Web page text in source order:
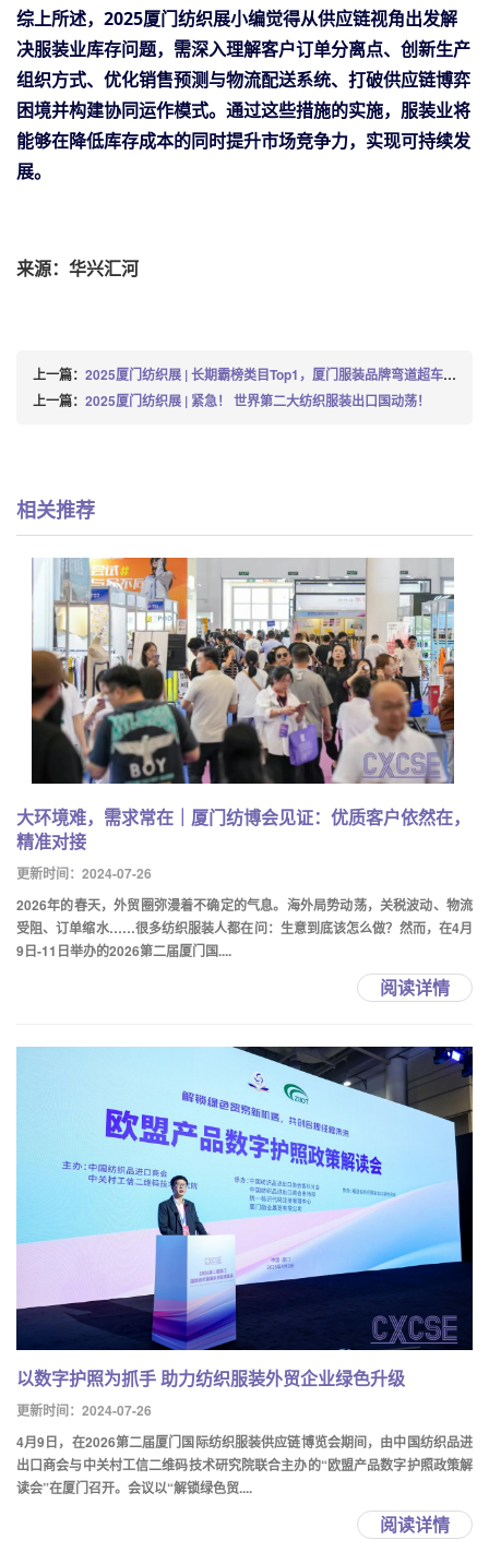
综上所述，2025厦门纺织展小编觉得从供应链视角出发解
决服装业库存问题，需深入理解客户订单分离点、创新生产
组织方式、优化销售预测与物流配送系统、打破供应链博弈
困境并构建协同运作模式。通过这些措施的实施，服装业将
能够在降低库存成本的同时提升市场竞争力，实现可持续发
展。
来源：华兴汇河
上一篇： 2025厦门纺织展 | 长期霸榜类目Top1，厦门服装品牌弯道超车国际大牌
上一篇： 2025厦门纺织展 | 紧急！ 世界第二大纺织服装出口国动荡！
相关推荐
大环境难，需求常在｜厦门纺博会见证：优质客户依然在，
精准对接
更新时间：2024-07-26
2026年的春天，外贸圈弥漫着不确定的气息。海外局势动荡，关税波动、物流
受阻、订单缩水……很多纺织服装人都在问：生意到底该怎么做？然而，在4月
9日-11日举办的2026第二届厦门国....
阅读详情
以数字护照为抓手 助力纺织服装外贸企业绿色升级
更新时间：2024-07-26
4月9日，在2026第二届厦门国际纺织服装供应链博览会期间，由中国纺织品进
出口商会与中关村工信二维码技术研究院联合主办的“欧盟产品数字护照政策解
读会”在厦门召开。会议以“解锁绿色贸....
阅读详情